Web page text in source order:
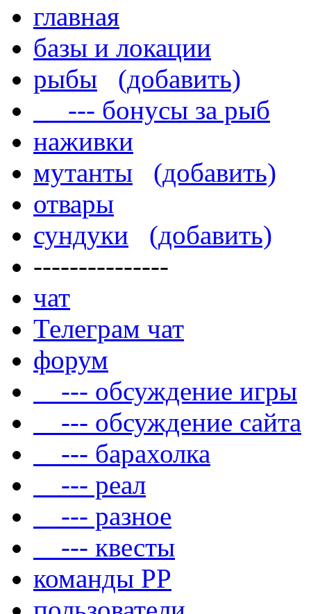
главная
базы и локации
рыбы
(добавить)
--- бонусы за рыб
наживки
мутанты
(добавить)
отвары
сундуки
(добавить)
---------------
чат
Телеграм чат
форум
--- обсуждение игры
--- обсуждение сайта
--- барахолка
--- реал
--- разное
--- квесты
команды РР